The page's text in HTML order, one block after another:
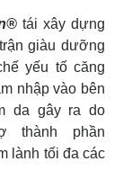
tái xây dựng
giàu dưỡng
yếu tố căng
nhập vào bên
da gây ra do
thành phần
lành tối đa các